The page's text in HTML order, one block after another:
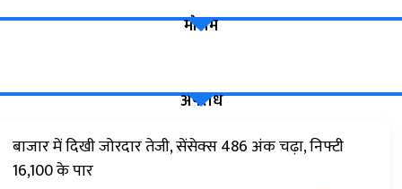
मौसम
अपराध
बाजार में दिखी जोरदार तेजी, सेंसेक्स 486 अंक चढ़ा, निफ्टी
16,100 के पार